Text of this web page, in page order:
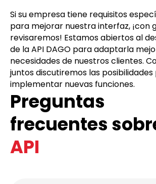
Si su empresa tiene requisitos
para mejorar nuestra interfaz, ¡con
revisaremos! Estamos abiertos al
de la API DAGO para adaptarla
necesidades de nuestros clientes.
juntos discutiremos las
implementar nuevas funciones.
Preguntas
frecuentes
API